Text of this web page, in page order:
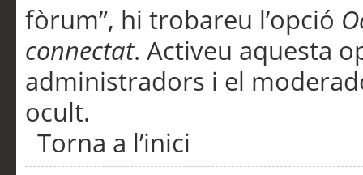
fòrum”, hi trobareu l’opció
connectat. Activeu aquesta
administradors i el
ocult.
Torna a l’inici